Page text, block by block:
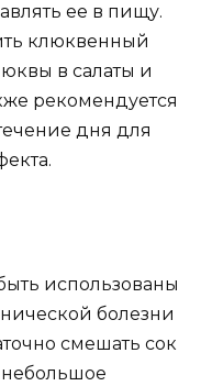
ее в пищу.
клюквенный
в салаты и
рекомендуется
дня для
использованы
болезни
смешать сок